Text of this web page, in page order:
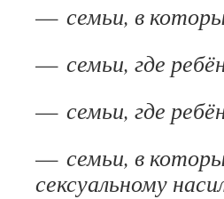
— семьи, в
— семьи, где
— семьи, где
— семьи, в
сексуальному